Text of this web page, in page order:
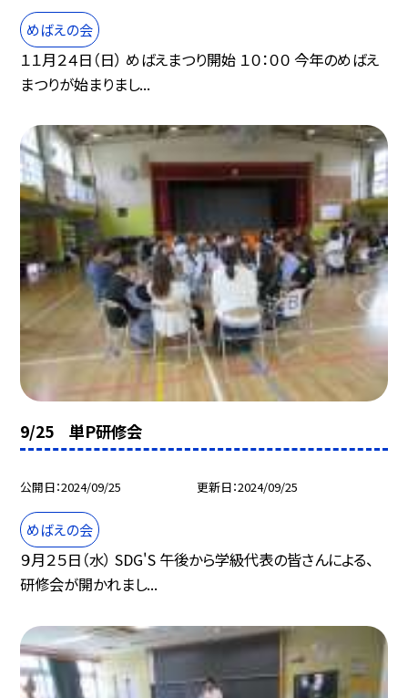
めばえの会
１１月２４日（日） めばえまつり開始 １０：００ 今年のめばえ
まつりが始まりまし...
9/25 単P研修会
公開日 2024/09/25 更新日 2024/09/25
めばえの会
９月２５日（水） SDG'S 午後から学級代表の皆さんによる、
研修会が開かれまし...